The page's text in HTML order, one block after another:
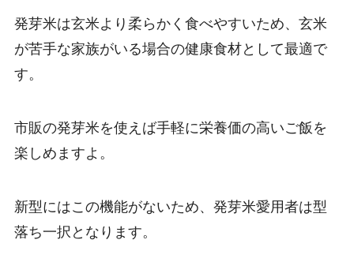
発芽米は玄米より柔らかく食べやすいため、玄米
が苦手な家族がいる場合の健康食材として最適で
す。
市販の発芽米を使えば手軽に栄養価の高いご飯を
楽しめますよ。
新型にはこの機能がないため、発芽米愛用者は型
落ち一択となります。